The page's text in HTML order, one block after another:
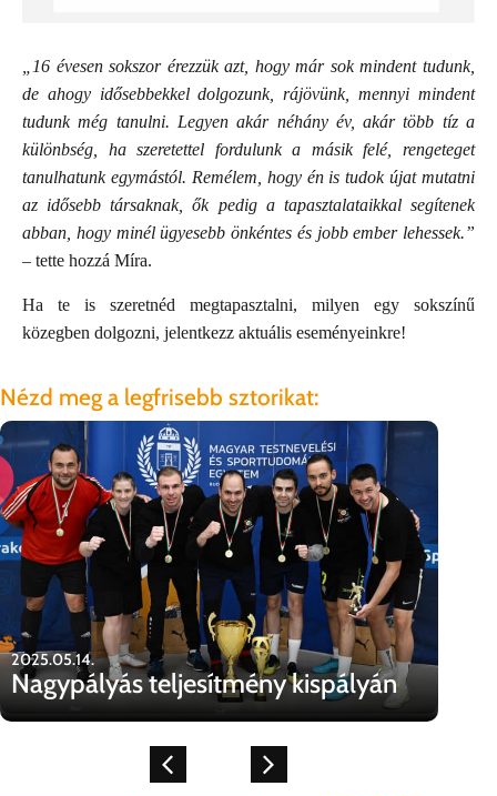
„16 évesen sokszor érezzük azt, hogy már sok mindent tudunk,
de ahogy idősebbekkel dolgozunk, rájövünk, mennyi mindent
tudunk még tanulni. Legyen akár néhány év, akár több tíz a
különbség, ha szeretettel fordulunk a másik felé, rengeteget
tanulhatunk egymástól. Remélem, hogy én is tudok újat mutatni
az idősebb társaknak, ők pedig a tapasztalataikkal segítenek
abban, hogy minél ügyesebb önkéntes és jobb ember lehessek.”
– tette hozzá Míra.
Ha te is szeretnéd megtapasztalni, milyen egy sokszínű
közegben dolgozni, jelentkezz aktuális eseményeinkre!
Nézd meg a legfrisebb sztorikat:
2025.05.14.
Nagypályás teljesítmény kispályán